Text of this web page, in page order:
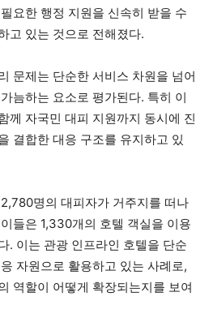
요한 행정 지원을 신속히 받을 수
고 있는 것으로 전해졌다.
문제는 단순한 서비스 차원을 넘어
늠하는 요소로 평가된다. 특히 이
께 자국민 대피 지원까지 동시에 진
결합한 대응 구조를 유지하고 있
명의 대피자가 거주지를 떠나
들은 1,330개의 호텔 객실을 이용
. 이는 관광 인프라인 호텔을 단순
자원으로 활용하고 있는 사례로,
역할이 어떻게 확장되는지를 보여